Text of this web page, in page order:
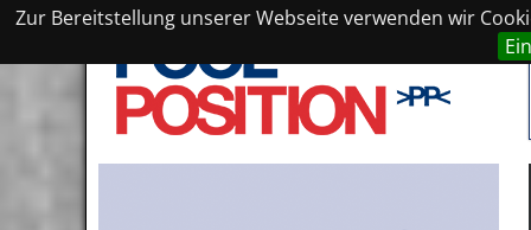
Zur Bereitstellung unserer Webseite verwenden wir